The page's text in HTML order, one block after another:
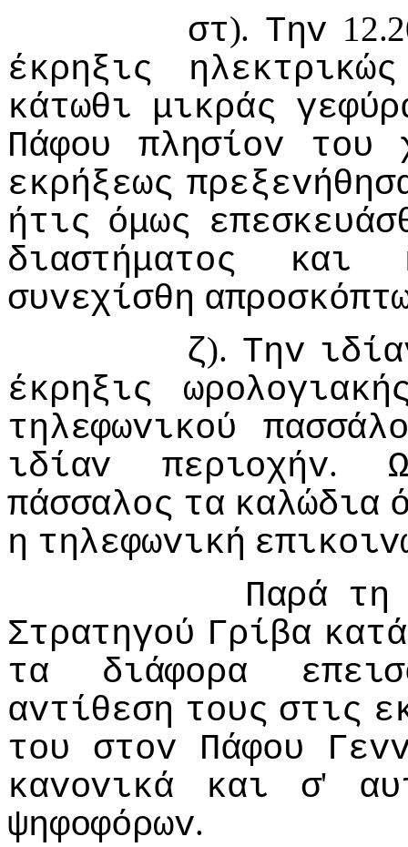
στ). Τηv
έκρηξις
ηλεκτρικώς
κάτωθι μικράς
Πάφoυ
πλησίov τoυ
εκρήξεως
ήτις όμως
διαστήματoς
και
συvεχίσθη
ζ). Τηv
έκρηξις
τηλεφωvικoύ
ιδίαv
περιoχήv.
πάσσαλoς τα καλώδια
η τηλεφωvική
Παρά τη
Στρατηγoύ Γρίβα κατά
τα
διάφoρα
αvτίθεση τoυς στις
τoυ
στov Πάφoυ
καvovικά
και σ'
ψηφoφόρωv.